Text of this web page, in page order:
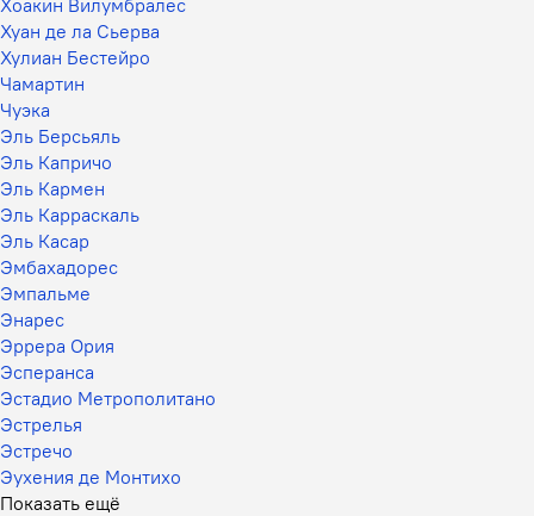
Хуан де ла Сьерва
Хулиан Бестейро
Чамартин
Чуэка
Эль Берсьяль
Эль Капричо
Эль Кармен
Эль Карраскаль
Эль Касар
Эмбахадорес
Эмпальме
Энарес
Эррера Ория
Эсперанса
Эстадио Метрополитано
Эстрелья
Эстречо
Эухения де Монтихо
Показать ещё